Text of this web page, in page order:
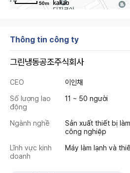
50m
Thông tin công ty
그린냉동공조주식회사
CEO
이인채
Số lượng lao
động
11 ~ 50 người
Ngành nghề
Sản xuất thiết bị
công nghiệp
Lĩnh vực kinh
doanh
Máy làm lạnh và